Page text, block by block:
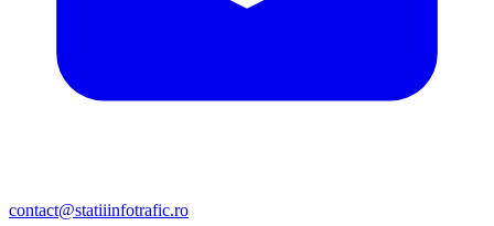
contact@statiiinfotrafic.ro